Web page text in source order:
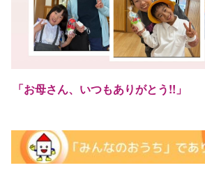
「お母さん、いつもありがとう!!」